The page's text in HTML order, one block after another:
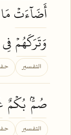
أَضَآءَتۡمَا
وَتَرَكَهُمۡفِي
التفسير
صُمُّۢ بُكۡمٌ
التفسير